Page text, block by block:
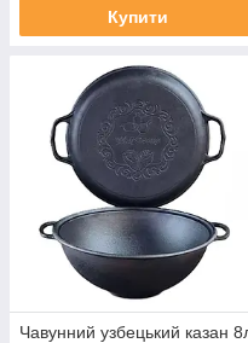
Купити
Чавунний узбецький казан